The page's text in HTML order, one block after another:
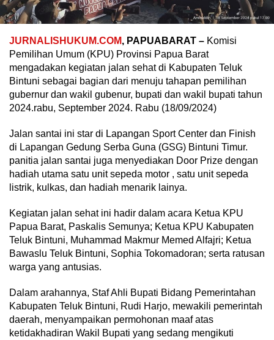
JURNALISHUKUM.COM, PAPUABARAT – Komisi
Pemilihan Umum (KPU) Provinsi Papua Barat
mengadakan kegiatan jalan sehat di Kabupaten Teluk
Bintuni sebagai bagian dari menuju tahapan pemilihan
gubernur dan wakil gubenur, bupati dan wakil bupati tahun
2024.rabu, September 2024. Rabu (18/09/2024)
Jalan santai ini star di Lapangan Sport Center dan Finish
di Lapangan Gedung Serba Guna (GSG) Bintuni Timur.
panitia jalan santai juga menyediakan Door Prize dengan
hadiah utama satu unit sepeda motor , satu unit sepeda
listrik, kulkas, dan hadiah menarik lainya.
Kegiatan jalan sehat ini hadir dalam acara Ketua KPU
Papua Barat, Paskalis Semunya; Ketua KPU Kabupaten
Teluk Bintuni, Muhammad Makmur Memed Alfajri; Ketua
Bawaslu Teluk Bintuni, Sophia Tokomadoran; serta ratusan
warga yang antusias.
Dalam arahannya, Staf Ahli Bupati Bidang Pemerintahan
Kabupaten Teluk Bintuni, Rudi Harjo, mewakili pemerintah
daerah, menyampaikan permohonan maaf atas
ketidakhadiran Wakil Bupati yang sedang mengikuti